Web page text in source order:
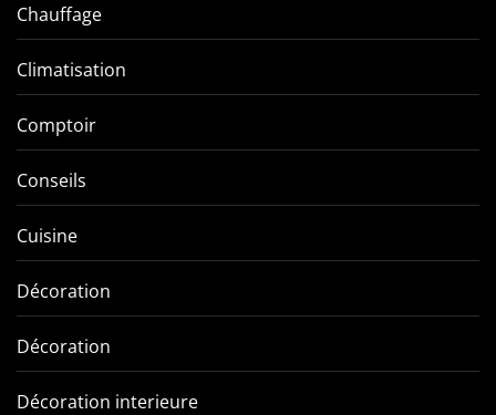
Chauffage
Climatisation
Comptoir
Conseils
Cuisine
Décoration
Décoration
Décoration interieure